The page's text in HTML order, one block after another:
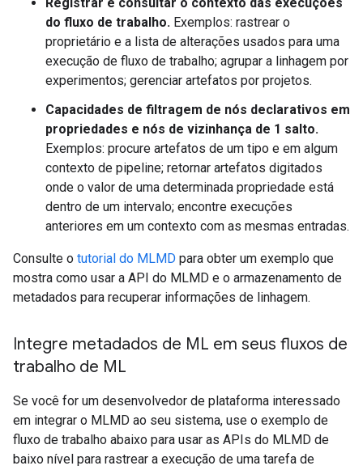
do fluxo de trabalho. Exemplos: rastrear o
proprietário e a lista de alterações usados ​​para uma
execução de fluxo de trabalho; agrupar a linhagem por
experimentos; gerenciar artefatos por projetos.
Capacidades de filtragem de nós declarativos em
propriedades e nós de vizinhança de 1 salto.
Exemplos: procure artefatos de um tipo e em algum
contexto de pipeline; retornar artefatos digitados
onde o valor de uma determinada propriedade está
dentro de um intervalo; encontre execuções
anteriores em um contexto com as mesmas entradas.
Consulte o tutorial do MLMD para obter um exemplo que
mostra como usar a API do MLMD e o armazenamento de
metadados para recuperar informações de linhagem.
Integre metadados de ML em seus fluxos de
trabalho de ML
Se você for um desenvolvedor de plataforma interessado
em integrar o MLMD ao seu sistema, use o exemplo de
fluxo de trabalho abaixo para usar as APIs do MLMD de
baixo nível para rastrear a execução de uma tarefa de